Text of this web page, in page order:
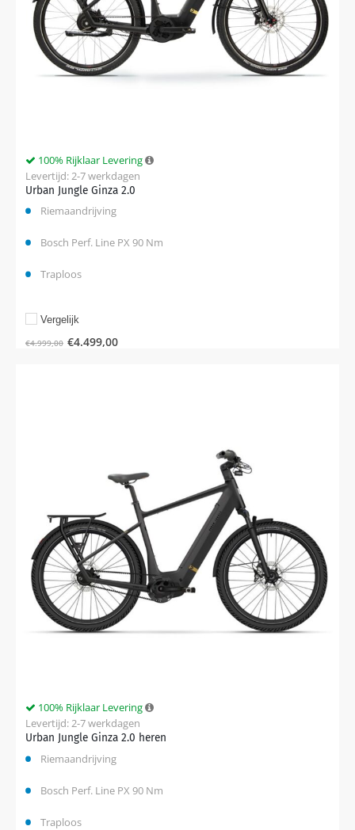
Urban Jungle Ginza 2.0
100% Rijklaar Levering
Levertijd: 2-7 werkdagen
Riemaandrijving
Bosch Perf. Line PX 90 Nm
Traploos
€4.999,00 €4.499,00
Vergelijk
Urban Jungle Ginza 2.0 heren
100% Rijklaar Levering
Levertijd: 2-7 werkdagen
Riemaandrijving
Bosch Perf. Line PX 90 Nm
Traploos